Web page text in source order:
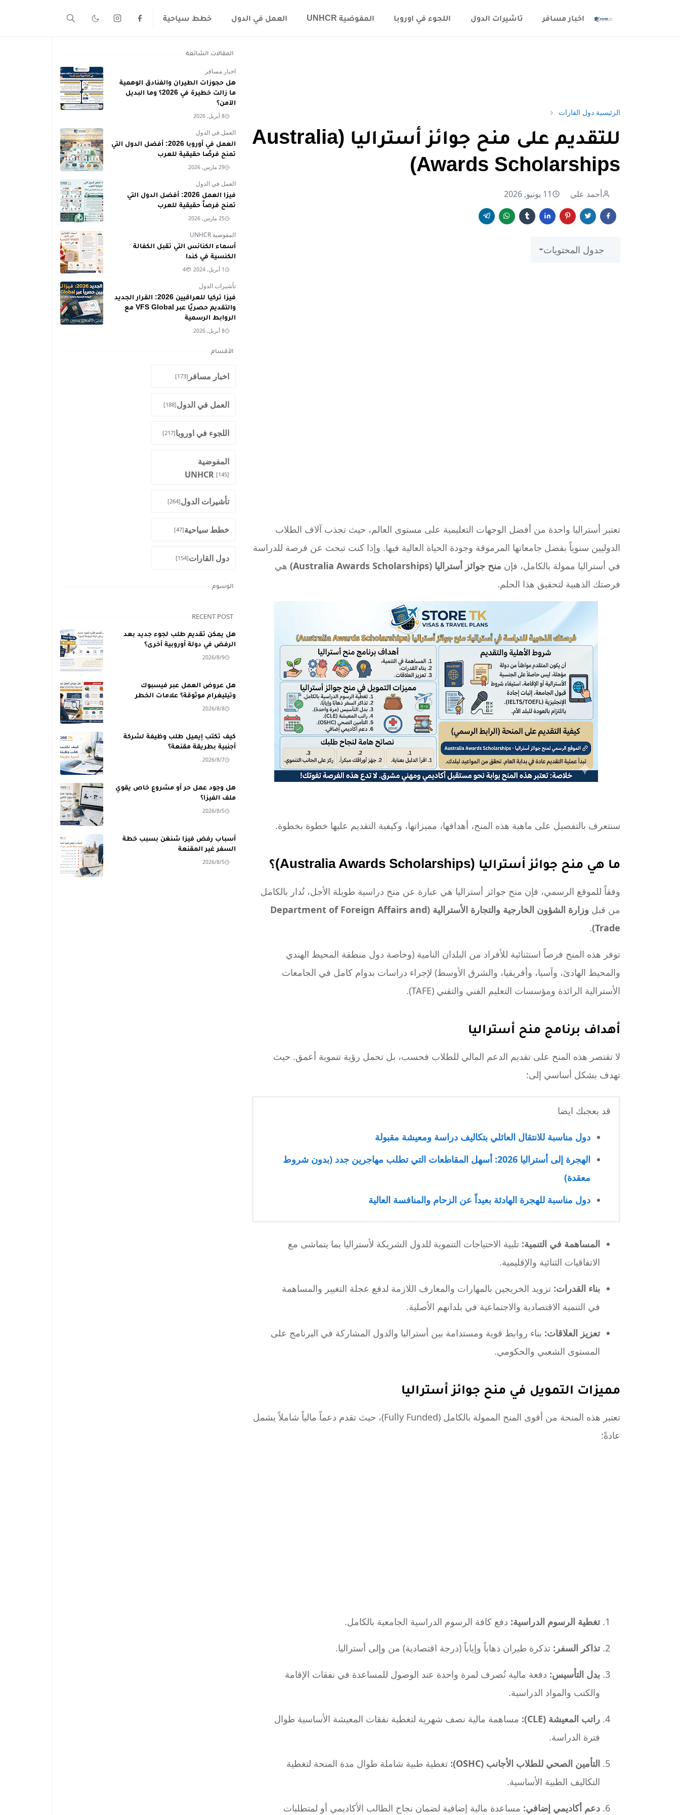
اخبار مسافر تاشيرات الدول اللجوء في اوروبا المفوضية UNHCR العمل في الدول خطط سياحية
الرئيسية دول القارات
للتقديم على منح جوائز أستراليا (Australia
Awards Scholarships)
أحمد علي 11 يونيو, 2026
جدول المحتويات
تعتبر أستراليا واحدة من أفضل الوجهات التعليمية على مستوى العالم، حيث تجذب آلاف الطلاب
الدوليين سنوياً بفضل جامعاتها المرموقة وجودة الحياة العالية فيها. وإذا كنت تبحث عن فرصة للدراسة
في أستراليا ممولة بالكامل، فإن منح جوائز أستراليا (Australia Awards Scholarships)
هي
فرصتك الذهبية لتحقيق هذا الحلم.
سنتعرف بالتفصيل على ماهية هذه المنح، أهدافها، مميزاتها، وكيفية التقديم عليها خطوة بخطوة.
ما هي منح جوائز أستراليا (Australia Awards Scholarships)؟
وفقاً للموقع الرسمي، فإن منح جوائز أستراليا هي عبارة عن منح دراسية طويلة الأجل، تُدار بالكامل
من قبل
وزارة الشؤون الخارجية والتجارة الأسترالية (Department of Foreign Affairs and
Trade)
.
توفر هذه المنح فرصاً استثنائية للأفراد من البلدان النامية (وخاصة دول منطقة المحيط الهندي
والمحيط الهادئ، وآسيا، وأفريقيا، والشرق الأوسط) لإجراء دراسات بدوام كامل في الجامعات
الأسترالية الرائدة ومؤسسات التعليم الفني والتقني (TAFE).
أهداف برنامج منح أستراليا
لا تقتصر هذه المنح على تقديم الدعم المالي للطلاب فحسب، بل تحمل رؤية تنموية أعمق. حيث
تهدف بشكل أساسي إلى:
قد يعجبك ايضا
دول مناسبة للانتقال العائلي بتكاليف دراسة ومعيشة مقبولة
الهجرة إلى أستراليا 2026: أسهل المقاطعات التي تطلب مهاجرين جدد (بدون شروط
معقدة)
دول مناسبة للهجرة الهادئة بعيداً عن الزحام والمنافسة العالية
المساهمة في التنمية: تلبية الاحتياجات التنموية للدول الشريكة لأستراليا بما يتماشى مع
الاتفاقيات الثنائية والإقليمية.
بناء القدرات: تزويد الخريجين بالمهارات والمعارف اللازمة لدفع عجلة التغيير والمساهمة
في التنمية الاقتصادية والاجتماعية في بلدانهم الأصلية.
تعزيز العلاقات: بناء روابط قوية ومستدامة بين أستراليا والدول المشاركة في البرنامج على
المستوى الشعبي والحكومي.
مميزات التمويل في منح جوائز أستراليا
تعتبر هذه المنحة من أقوى المنح الممولة بالكامل (Fully Funded)، حيث تقدم دعماً مالياً شاملاً يشمل
عادةً:
تغطية الرسوم الدراسية: دفع كافة الرسوم الدراسية الجامعية بالكامل.
تذاكر السفر: تذكرة طيران ذهاباً وإياباً (درجة اقتصادية) من وإلى أستراليا.
بدل التأسيس: دفعة مالية تُصرف لمرة واحدة عند الوصول للمساعدة في نفقات الإقامة
والكتب والمواد الدراسية.
راتب المعيشة (CLE):
مساهمة مالية نصف شهرية لتغطية نفقات المعيشة الأساسية طوال
فترة الدراسة.
التأمين الصحي للطلاب الأجانب (OSHC):
تغطية طبية شاملة طوال مدة المنحة لتغطية
التكاليف الطبية الأساسية.
دعم أكاديمي إضافي: مساعدة مالية إضافية لضمان نجاح الطالب الأكاديمي أو لمتطلبات
المقالات الشائعة
اخبار مسافر
هل حجوزات الطيران والفنادق الوهمية
ما زالت خطيرة في 2026؟ وما البديل
الآمن؟
8 أبريل, 2026
العمل في الدول
العمل في أوروبا 2026: أفضل الدول التي
تمنح فرصًا حقيقية للعرب
29 مارس, 2026
العمل في الدول
فيزا العمل 2026: أفضل الدول التي
تمنح فرصاً حقيقية للعرب
25 مارس, 2026
المفوضية UNHCR
أسماء الكنائس التي تقبل الكفالة
الكنسية في كندا
1 أبريل, 2024 4
تأشيرات الدول
فيزا تركيا للعراقيين 2026: القرار الجديد
والتقديم حصريًا عبر VFS Global مع
الروابط الرسمية
8 أبريل, 2026
الأقسام
اخبار مسافر [173]
العمل في الدول[188]
اللجوء في اوروبا[217]
المفوضية
UNHCR [145]
تأشيرات الدول[264]
خطط سياحية[47]
دول القارات[154]
الوسوم
RECENT POST
هل يمكن تقديم طلب لجوء جديد بعد
الرفض في دولة أوروبية أخرى؟
2026/8/9
هل عروض العمل عبر فيسبوك
وتيليغرام موثوقة؟ علامات الخطر
2026/8/8
كيف تكتب إيميل طلب وظيفة لشركة
أجنبية بطريقة مقنعة؟
2026/8/7
هل وجود عمل حر أو مشروع خاص يقوي
ملف الفيزا؟
2026/8/5
أسباب رفض فيزا شنغن بسبب خطة
السفر غير المقنعة
2026/8/5